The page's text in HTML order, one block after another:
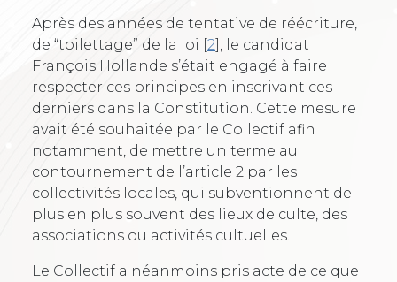
Après des années de tentative de réécriture,
de “toilettage” de la loi [2]
, le candidat
François Hollande s’était engagé à faire
respecter ces principes en inscrivant ces
derniers dans la Constitution. Cette mesure
avait été souhaitée par le Collectif afin
notamment, de mettre un terme au
contournement de l’article 2 par les
collectivités locales, qui subventionnent de
plus en plus souvent des lieux de culte, des
associations ou activités cultuelles.
Le Collectif a néanmoins pris acte de ce que